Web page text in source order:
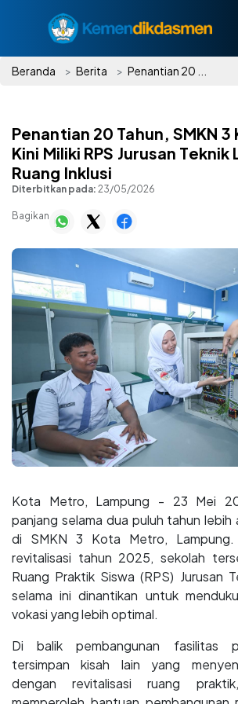
Beranda Berita Penantian 20 ...
Penantian 20 Tahun, SMKN
Kini Miliki RPS Jurusan
Ruang Inklusi
Diterbitkan pada: 23/05/2026
Bagikan
Kota Metro, Lampung - 23 Mei
panjang selama dua puluh tahun lebih
di SMKN 3 Kota Metro, Lampung.
revitalisasi tahun 2025, sekolah
Ruang Praktik Siswa (RPS) Jurusan
selama ini dinantikan untuk
vokasi yang lebih optimal.
Di balik pembangunan fasilitas
tersimpan kisah lain yang
dengan revitalisasi ruang